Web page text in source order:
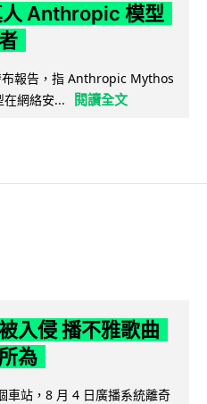
Anthropic 模型
報告，指 Anthropic Mythos
網絡安...
閱讀全文
入侵 播不雅歌曲
為
車站，8 月 4 日廣播系統離奇